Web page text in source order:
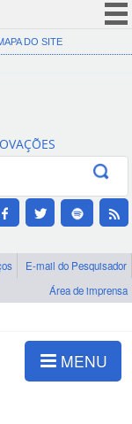
(COVID-19)
Canais
DO SITE
E-mail do Pesquisador
Área de imprensa
MENU